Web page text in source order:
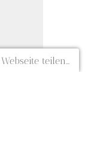
Webseite teilen...